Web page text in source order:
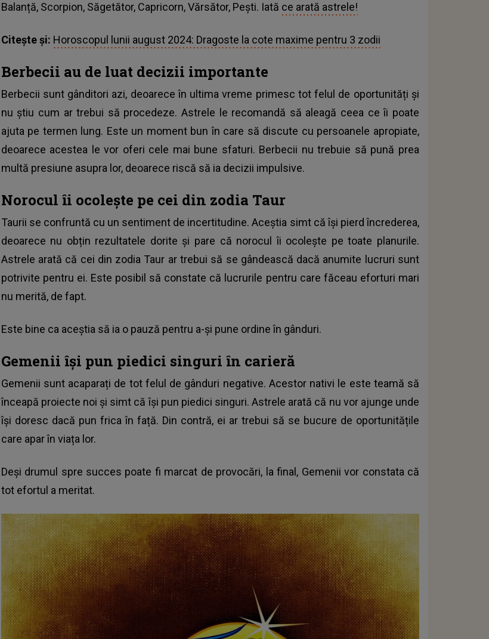
Balanță, Scorpion, Săgetător, Capricorn, Vărsător, Pești. Iată ce arată astrele!
Citește și: Horoscopul lunii august 2024: Dragoste la cote maxime pentru 3 zodii
Berbecii au de luat decizii importante
Berbecii sunt gânditori azi, deoarece în ultima vreme primesc tot felul de oportunități și
nu știu cum ar trebui să procedeze. Astrele le recomandă să aleagă ceea ce îi poate
ajuta pe termen lung. Este un moment bun în care să discute cu persoanele apropiate,
deoarece acestea le vor oferi cele mai bune sfaturi. Berbecii nu trebuie să pună prea
multă presiune asupra lor, deoarece riscă să ia decizii impulsive.
Norocul îi ocolește pe cei din zodia Taur
Taurii se confruntă cu un sentiment de incertitudine. Aceștia simt că își pierd încrederea,
deoarece nu obțin rezultatele dorite și pare că norocul îi ocolește pe toate planurile.
Astrele arată că cei din zodia Taur ar trebui să se gândească dacă anumite lucruri sunt
potrivite pentru ei. Este posibil să constate că lucrurile pentru care făceau eforturi mari
nu merită, de fapt.
Este bine ca aceștia să ia o pauză pentru a-și pune ordine în gânduri.
Gemenii își pun piedici singuri în carieră
Gemenii sunt acaparați de tot felul de gânduri negative. Acestor nativi le este teamă să
înceapă proiecte noi și simt că își pun piedici singuri. Astrele arată că nu vor ajunge unde
își doresc dacă pun frica în față. Din contră, ei ar trebui să se bucure de oportunitățile
care apar în viața lor.
Deși drumul spre succes poate fi marcat de provocări, la final, Gemenii vor constata că
tot efortul a meritat.